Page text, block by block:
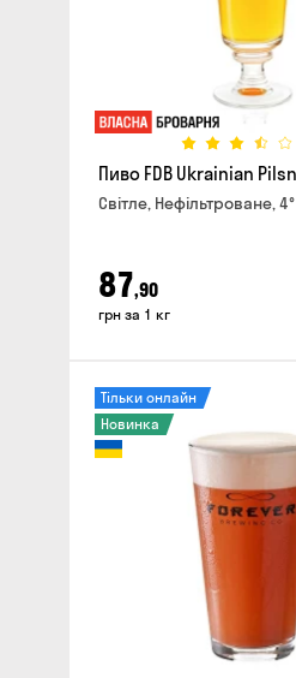
Пиво FDB Ukrainian
Світле, Нефільтроване, 4°
87,90
грн за 1 кг
Тільки онлайн
Новинка